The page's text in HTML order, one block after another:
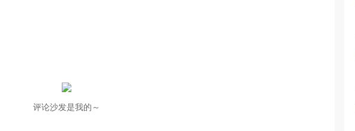
评论沙发是我的～